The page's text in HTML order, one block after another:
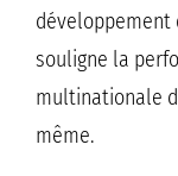
développement
souligne la
multinationale
même.